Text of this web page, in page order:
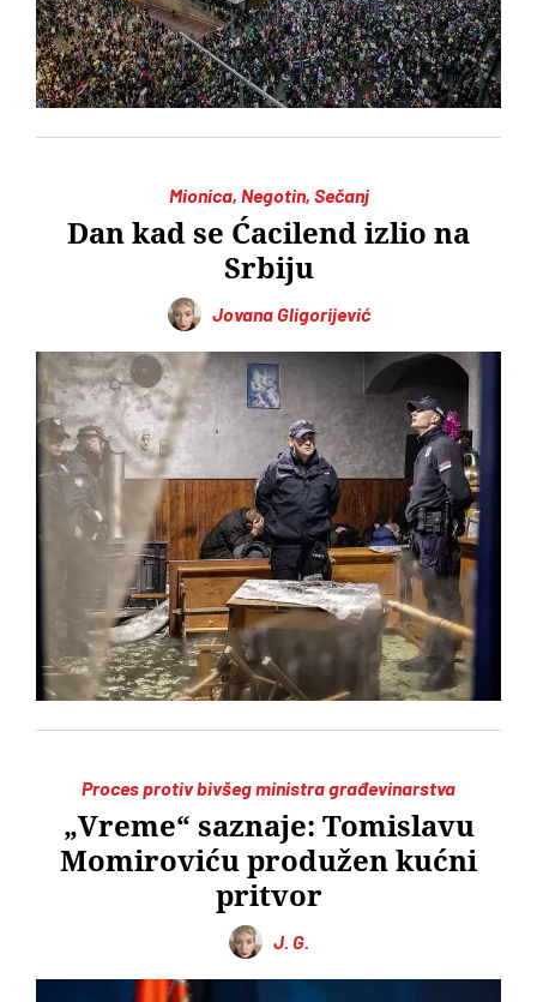
Mionica, Negotin, Sečanj
Dan kad se Ćacilend izlio na
Srbiju
Jovana Gligorijević
Proces protiv bivšeg ministra građevinarstva
„Vreme“ saznaje: Tomislavu
Momiroviću produžen kućni
pritvor
J. G.